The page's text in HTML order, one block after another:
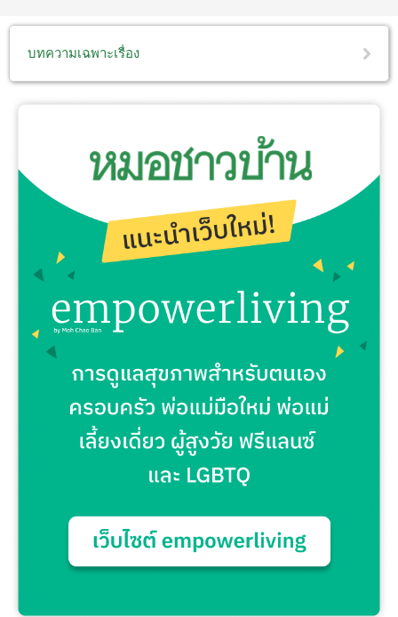
บทความเฉพาะเรื่อง